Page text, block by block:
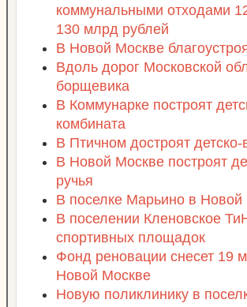
коммунальными отходами
130 млрд рублей
В Новой Москве
Вдоль дорог Московской
борщевика
В Коммунарке построят
комбината
В Птичном достроят
В Новой Москве построят
ручья
В поселке Марьино в Новой
В поселении Кленовское
спортивных площадок
Фонд реновации снесет 19
Новой Москве
Новую поликлинику в